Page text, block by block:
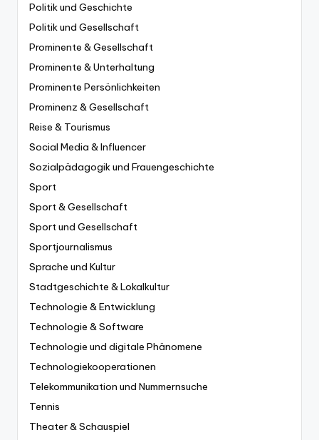
Politik und Geschichte
Politik und Gesellschaft
Prominente & Gesellschaft
Prominente & Unterhaltung
Prominente Persönlichkeiten
Prominenz & Gesellschaft
Reise & Tourismus
Social Media & Influencer
Sozialpädagogik und Frauengeschichte
Sport
Sport & Gesellschaft
Sport und Gesellschaft
Sportjournalismus
Sprache und Kultur
Stadtgeschichte & Lokalkultur
Technologie & Entwicklung
Technologie & Software
Technologie und digitale Phänomene
Technologiekooperationen
Telekommunikation und Nummernsuche
Tennis
Theater & Schauspiel